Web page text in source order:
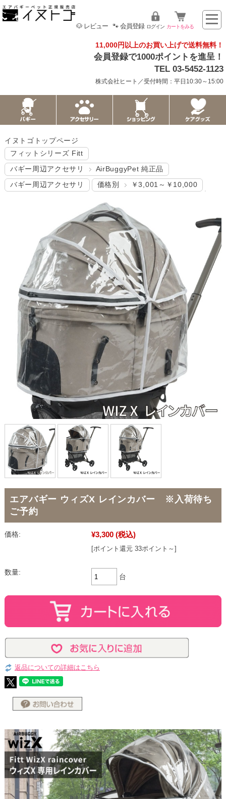
11,000円以上のお買い上げで送料無料！
会員登録で1000ポイントを進呈！
TEL 03-5452-1123
株式会社ヒート／受付時間：平日10:30～15:00
🐶 レビュー 🐾 会員登録 ログイン カートをみる
イヌトゴトップページ
フィットシリーズ Fitt
バギー周辺アクセサリ AirBuggyPet 純正品
バギー周辺アクセサリ 価格別 ￥3,001～￥10,000
エアバギー ウィズX レインカバー ※入荷待ち
ご予約
価格: ¥3,300 (税込)
[ポイント還元 33ポイント～]
数量:
台
返品についての詳細はこちら